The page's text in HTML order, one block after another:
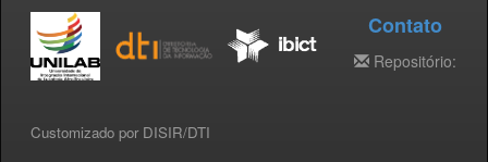
Customizado por DISIR/DTI
Contato
Repositório: